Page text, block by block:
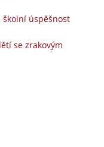
úspěšnost
se zrakovým